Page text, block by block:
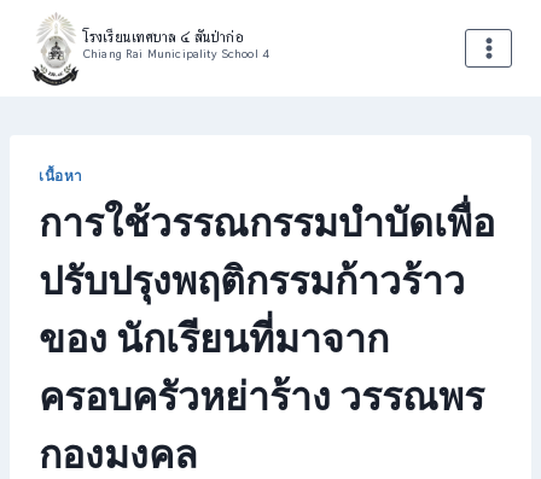
content
โรงเรียนเทศบาล ๔ สันป่าก่อ
Chiang Rai Municipality School 4
เนื้อหา
การใช้วรรณกรรมบำบัดเพื่อ
ปรับปรุงพฤติกรรมก้าวร้าว
ของ นักเรียนที่มาจาก
ครอบครัวหย่าร้าง วรรณพร
กองมงคล